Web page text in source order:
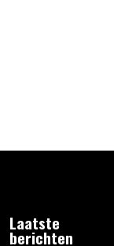
Laatste
berichten